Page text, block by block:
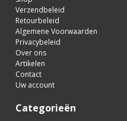
Verzendbeleid
Retourbeleid
Algemene Voorwaarden
Privacybeleid
Over ons
Artikelen
Contact
Uw account
Categorieën